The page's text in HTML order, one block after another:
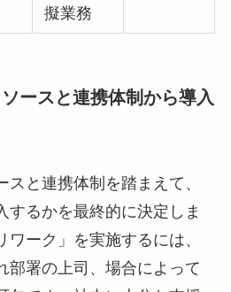
よる支
援
訓練
（短時
間勤
・軽作
業など
負担
いな
ど）